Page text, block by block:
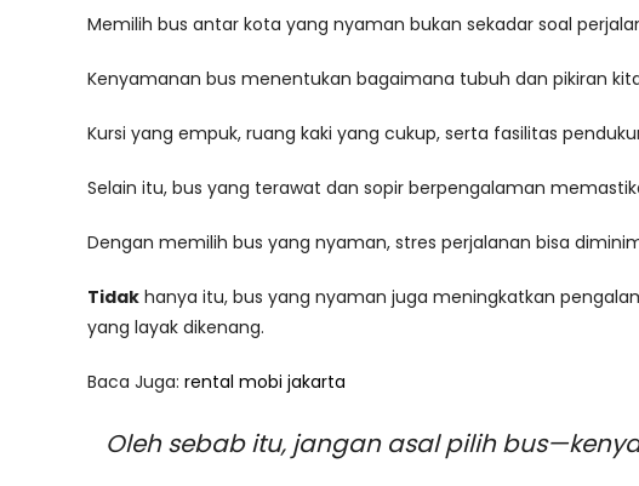
Memilih bus antar kota yang nyaman bukan sekadar soal
Kenyamanan bus menentukan bagaimana tubuh dan pikiran
Kursi yang empuk, ruang kaki yang cukup, serta fasilitas
Selain itu, bus yang terawat dan sopir berpengalaman
Dengan memilih bus yang nyaman, stres perjalanan bisa
Tidak hanya itu, bus yang nyaman juga meningkatkan
yang layak dikenang.
Baca Juga: rental mobi jakarta
Oleh sebab itu, jangan asal pilih